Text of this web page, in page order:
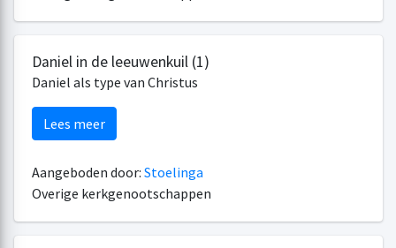
Daniel in de leeuwenkuil (1)
Daniel als type van Christus
Lees meer
Aangeboden door: Stoelinga
Overige kerkgenootschappen